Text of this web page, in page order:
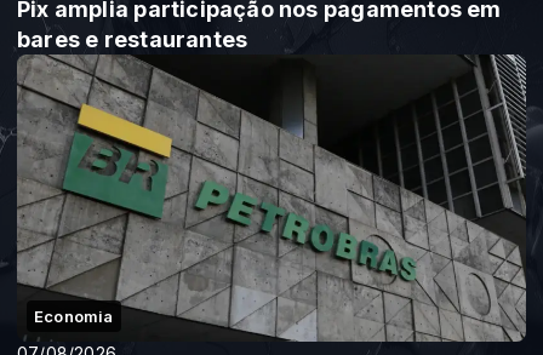
Pix amplia participação nos pagamentos em
bares e restaurantes
Economia